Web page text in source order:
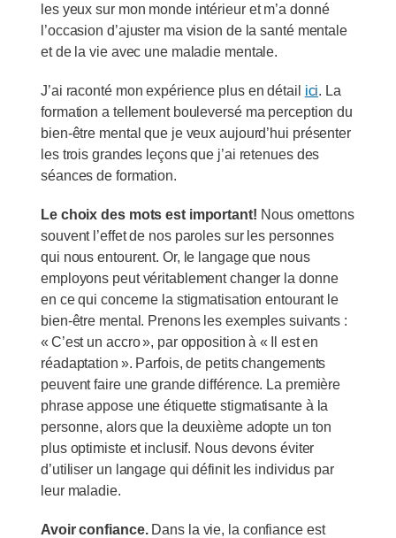
les yeux sur mon monde intérieur et m’a donné
l’occasion d’ajuster ma vision de la santé mentale
et de la vie avec une maladie mentale.
J’ai raconté mon expérience plus en détail ici. La
formation a tellement bouleversé ma perception du
bien-être mental que je veux aujourd’hui présenter
les trois grandes leçons que j’ai retenues des
séances de formation.
Le choix des mots est important! Nous omettons
souvent l’effet de nos paroles sur les personnes
qui nous entourent. Or, le langage que nous
employons peut véritablement changer la donne
en ce qui concerne la stigmatisation entourant le
bien-être mental. Prenons les exemples suivants :
« C’est un accro », par opposition à « Il est en
réadaptation ». Parfois, de petits changements
peuvent faire une grande différence. La première
phrase appose une étiquette stigmatisante à la
personne, alors que la deuxième adopte un ton
plus optimiste et inclusif. Nous devons éviter
d’utiliser un langage qui définit les individus par
leur maladie.
Avoir confiance.Dans la vie, la confiance est